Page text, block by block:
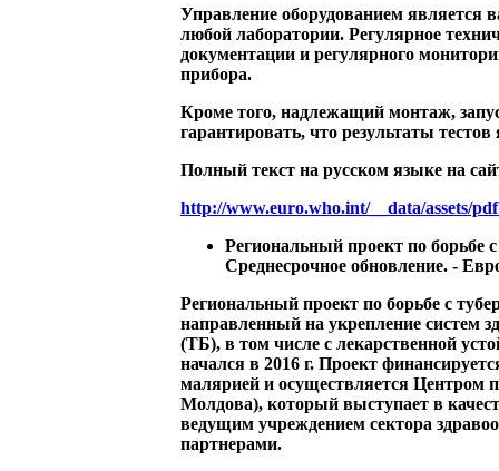
Управление оборудованием
любой лаборатории. Регулярное
документации и регулярного
прибора.
Кроме того, надлежащий монтаж,
гарантировать, что результаты
Полный текст на русском языке на
http://www.euro.who.int/__data/assets/
Региональный проект по борьбе
Среднесрочное обновление. -
Региональный проект по борьбе с
направленный на укрепление систем
(ТБ), в том числе с лекарственной
начался в 2016 г. Проект
малярией и осуществляется Центром
Молдова), который выступает в
ведущим учреждением сектора
партнерами.